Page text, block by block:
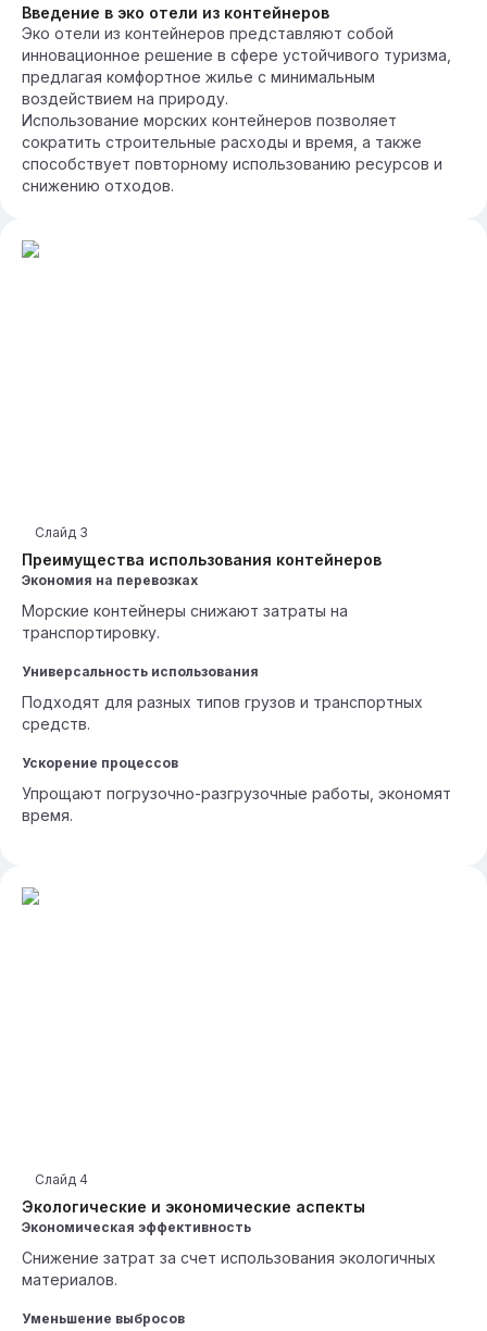
Введение в эко отели из контейнеров
Эко отели из контейнеров представляют собой
инновационное решение в сфере устойчивого туризма,
предлагая комфортное жилье с минимальным
воздействием на природу.
Использование морских контейнеров позволяет
сократить строительные расходы и время, а также
способствует повторному использованию ресурсов и
снижению отходов.
Преимущества использования контейнеров
Слайд 3
Экономия на перевозках
Морские контейнеры снижают затраты на
транспортировку.
Универсальность использования
Подходят для разных типов грузов и транспортных
средств.
Ускорение процессов
Упрощают погрузочно-разгрузочные работы, экономят
время.
Экологические и экономические аспекты
Слайд 4
Экономическая эффективность
Снижение затрат за счет использования экологичных
материалов.
Уменьшение выбросов